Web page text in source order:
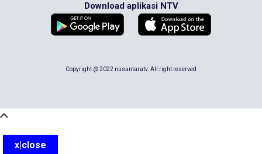
Download aplikasi NTV
Copyright @ 2022 nusantaratv. All right reserved
x|close